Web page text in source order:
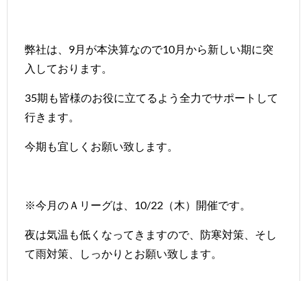
弊社は、9月が本決算なので10月から新しい期に突
入しております。
35期も皆様のお役に立てるよう全力でサポートして
行きます。
今期も宜しくお願い致します。
※今月のＡリーグは、10/22（木）開催です。
夜は気温も低くなってきますので、防寒対策、そし
て雨対策、しっかりとお願い致します。